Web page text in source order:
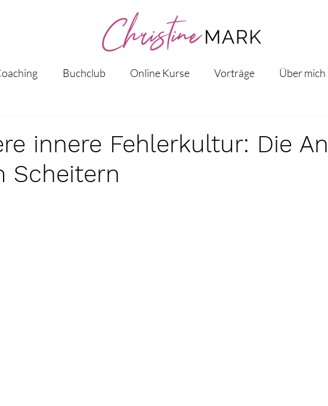
Buchclub Online Kurse Vorträge Über mich
innere Fehlerkultur: Die
Scheitern